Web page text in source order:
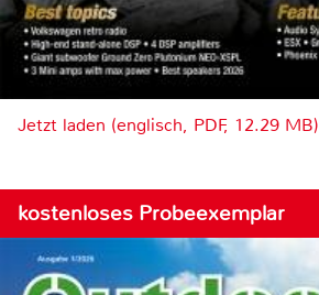
Jetzt laden (englisch, PDF, 12.29 MB)
kostenloses Probeexemplar